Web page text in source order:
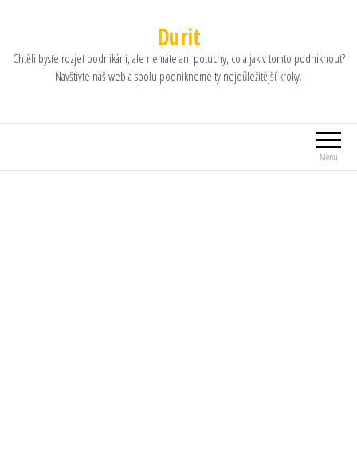
Durit
Chtěli byste rozjet podnikání, ale nemáte ani potuchy, co a jak v tomto podniknout?
Navštivte náš web a spolu podnikneme ty nejdůležitější kroky.
Menu